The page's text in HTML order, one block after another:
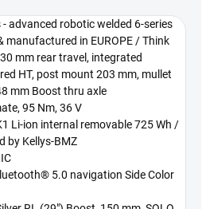
- advanced robotic welded 6-series
manufactured in EUROPE / Think
mm rear travel, integrated
HT, post mount 203 mm, mullet
mm Boost thru axle
95 Nm, 36 V
Li-ion internal removable 725 Wh /
by Kellys-BMZ
5.0 navigation Side Color